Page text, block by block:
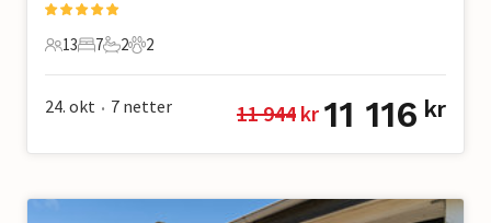
13 Gjester
13
7 Soverom
7
2 Bad
2
2 Kjæledyr
2
24. okt • 7 netter 11 944 kr 11 116 kr